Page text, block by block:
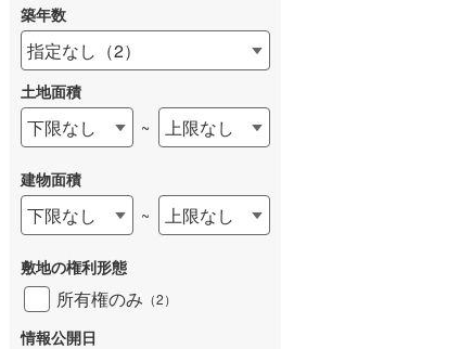
築年数
指定なし （2）
土地面積
下限なし ~ 上限なし
建物面積
下限なし ~ 上限なし
敷地の権利形態
所有権のみ （2）
情報公開日